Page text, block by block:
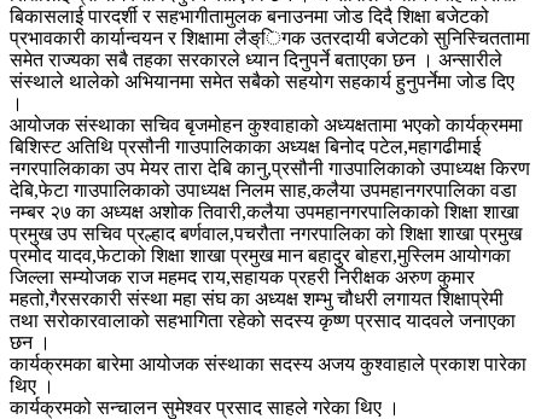
बिकासलाई पारदर्शी र सहभागीतामुलक बनाउनमा जोड दिदै शिक्षा बजेटको
प्रभावकारी कार्यान्वयन र शिक्षामा लैङ्िगक उतरदायी बजेटको सुनिस्चिततामा
समेत राज्यका सबै तहका सरकारले ध्यान दिनुपर्ने बताएका छन । अन्सारीले
संस्थाले थालेको अभियानमा समेत सबैको सहयोग सहकार्य हुनुपर्नेमा जोड दिए
।
आयोजक संस्थाका सचिव बृजमोहन कुश्वाहाको अध्यक्षतामा भएको कार्यक्रममा
बिशिस्ट अतिथि प्रसौनी गाउपालिकाका अध्यक्ष बिनोद पटेल,महागढीमाई
नगरपालिकाका उप मेयर तारा देबि कानु,प्रसौनी गाउपालिकाको उपाध्यक्ष किरण
देबि,फेटा गाउपालिकाको उपाध्यक्ष निलम साह,कलैया उपमहानगरपालिका वडा
नम्बर २७ का अध्यक्ष अशोक तिवारी,कलैया उपमहानगरपालिकाको शिक्षा शाखा
प्रमुख उप सचिव प्रल्हाद बर्णवाल,पचरौता नगरपालिका को शिक्षा शाखा प्रमुख
प्रमोद यादव,फेटाको शिक्षा शाखा प्रमुख मान बहादुर बोहरा,मुस्लिम आयोगका
जिल्ला सम्योजक राज महमद राय,सहायक प्रहरी निरीक्षक अरुण कुमार
महतो,गैरसरकारी संस्था महा संघ का अध्यक्ष शम्भु चौधरी लगायत शिक्षाप्रेमी
तथा सरोकारवालाको सहभागिता रहेको सदस्य कृष्ण प्रसाद यादवले जनाएका
छन ।
कार्यक्रमका बारेमा आयोजक संस्थाका सदस्य अजय कुश्वाहाले प्रकाश पारेका
थिए ।
कार्यक्रमको सन्चालन सुमेश्वर प्रसाद साहले गरेका थिए ।